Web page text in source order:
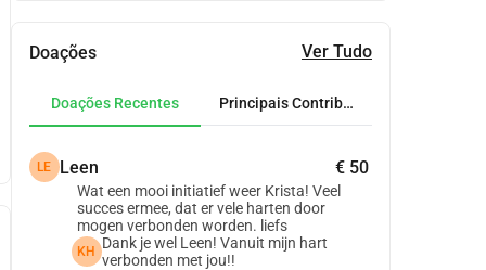
Doações Ver Tudo
Doações Recentes Principais Contribuidores
LE Leen € 50
Wat een mooi initiatief weer Krista! Veel
succes ermee, dat er vele harten door
mogen verbonden worden. liefs
KH
Dank je wel Leen! Vanuit mijn hart
verbonden met jou!!